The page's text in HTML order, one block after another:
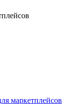
маркетплейсов